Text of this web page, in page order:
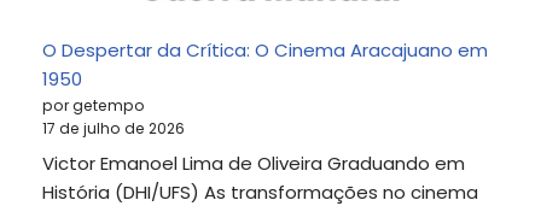
O Despertar da Crítica: O Cinema Aracajuano em
1950
por getempo
17 de julho de 2026
Victor Emanoel Lima de Oliveira Graduando em
História (DHI/UFS) As transformações no cinema